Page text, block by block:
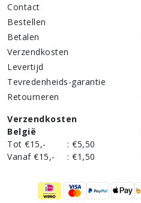
Contact
Bestellen
Betalen
Verzendkosten
Levertijd
Tevredenheids-garantie
Retourneren
Verzendkosten
België
Tot €15,-
: €5,50
Vanaf €15,-
: €1,50